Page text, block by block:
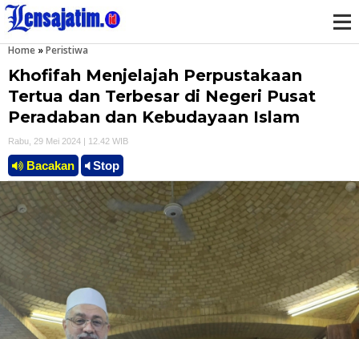
Home »Peristiwa
Khofifah Menjelajah Perpustakaan
Tertua dan Terbesar di Negeri Pusat
Peradaban dan Kebudayaan Islam
Rabu, 29 Mei 2024 | 12.42 WIB
Bacakan Stop